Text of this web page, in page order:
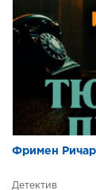
Фримен
Детектив